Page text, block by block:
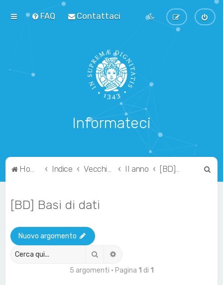
FAQ Contattaci
Informateci
Home Indice Vecchio Ordinamento II anno [BD] Basi di dati
[BD] Basi di dati
Nuovo argomento
Cerca
5 argomenti • Pagina 1 di 1